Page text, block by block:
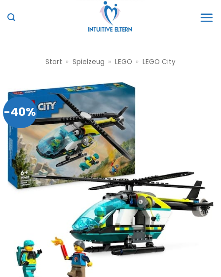
Inhalt
Start » Spielzeug » LEGO » LEGO City
-40%